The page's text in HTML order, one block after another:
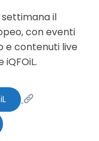
il
con eventi
e contenuti live